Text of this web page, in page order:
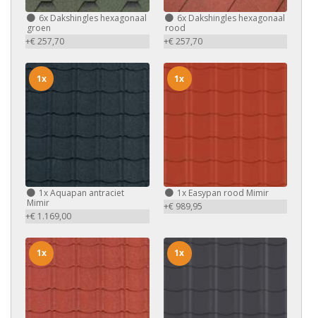
6x Dakshingles hexagonaal
groen
+€ 257,70
6xDakshingles hexagonaal
rood
+€ 257,70
1xAquapan antraciet
Mimir
+€ 1.169,00
1x
1xEasypan rood Mimir
+€ 989,95
1x
1x 1x